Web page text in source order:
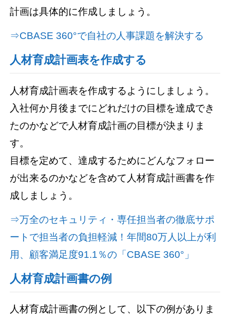
計画は具体的に作成しましょう。
⇒CBASE 360°で自社の人事課題を解決する
人材育成計画表を作成する
人材育成計画表を作成するようにしましょう。
入社何か月後までにどれだけの目標を達成でき
たのかなどで人材育成計画の目標が決まりま
す。
目標を定めて、達成するためにどんなフォロー
が出来るのかなどを含めて人材育成計画書を作
成しましょう。
⇒万全のセキュリティ・専任担当者の徹底サポ
ートで担当者の負担軽減！年間80万人以上が利
用、顧客満足度91.1％の「CBASE 360°」
人材育成計画書の例
人材育成計画書の例として、以下の例がありま